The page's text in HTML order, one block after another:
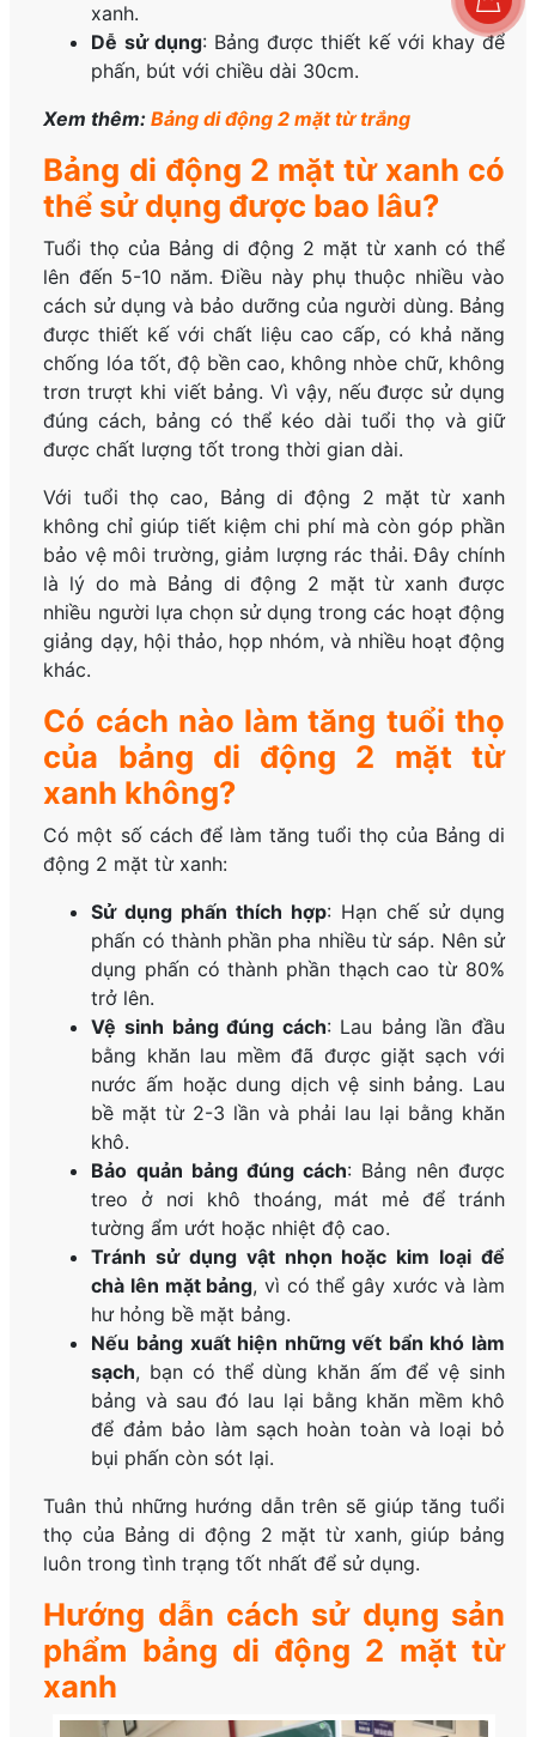
xanh.
Dễ sử dụng: Bảng được thiết kế với khay để
phấn, bút với chiều dài 30cm.
Xem thêm:Bảng di động 2 mặt từ trắng
Bảng di động 2 mặt từ xanh có
thể sử dụng được bao lâu?
Tuổi thọ của Bảng di động 2 mặt từ xanh có thể
lên đến 5-10 năm. Điều này phụ thuộc nhiều vào
cách sử dụng và bảo dưỡng của người dùng. Bảng
được thiết kế với chất liệu cao cấp, có khả năng
chống lóa tốt, độ bền cao, không nhòe chữ, không
trơn trượt khi viết bảng. Vì vậy, nếu được sử dụng
đúng cách, bảng có thể kéo dài tuổi thọ và giữ
được chất lượng tốt trong thời gian dài.
Với tuổi thọ cao, Bảng di động 2 mặt từ xanh
không chỉ giúp tiết kiệm chi phí mà còn góp phần
bảo vệ môi trường, giảm lượng rác thải. Đây chính
là lý do mà Bảng di động 2 mặt từ xanh được
nhiều người lựa chọn sử dụng trong các hoạt động
giảng dạy, hội thảo, họp nhóm, và nhiều hoạt động
khác.
Có cách nào làm tăng tuổi thọ
của bảng di động 2 mặt từ
xanh không?
Có một số cách để làm tăng tuổi thọ của Bảng di
động 2 mặt từ xanh:
Sử dụng phấn thích hợp: Hạn chế sử dụng
phấn có thành phần pha nhiều từ sáp. Nên sử
dụng phấn có thành phần thạch cao từ 80%
trở lên.
Vệ sinh bảng đúng cách: Lau bảng lần đầu
bằng khăn lau mềm đã được giặt sạch với
nước ấm hoặc dung dịch vệ sinh bảng. Lau
bề mặt từ 2-3 lần và phải lau lại bằng khăn
khô.
Bảo quản bảng đúng cách: Bảng nên được
treo ở nơi khô thoáng, mát mẻ để tránh
tường ẩm ướt hoặc nhiệt độ cao.
Tránh sử dụng vật nhọn hoặc kim loại để
chà lên mặt bảng, vì có thể gây xước và làm
hư hỏng bề mặt bảng.
Nếu bảng xuất hiện những vết bẩn khó làm
sạch, bạn có thể dùng khăn ấm để vệ sinh
bảng và sau đó lau lại bằng khăn mềm khô
để đảm bảo làm sạch hoàn toàn và loại bỏ
bụi phấn còn sót lại.
Tuân thủ những hướng dẫn trên sẽ giúp tăng tuổi
thọ của Bảng di động 2 mặt từ xanh, giúp bảng
luôn trong tình trạng tốt nhất để sử dụng.
Hướng dẫn cách sử dụng sản
phẩm bảng di động 2 mặt từ
xanh